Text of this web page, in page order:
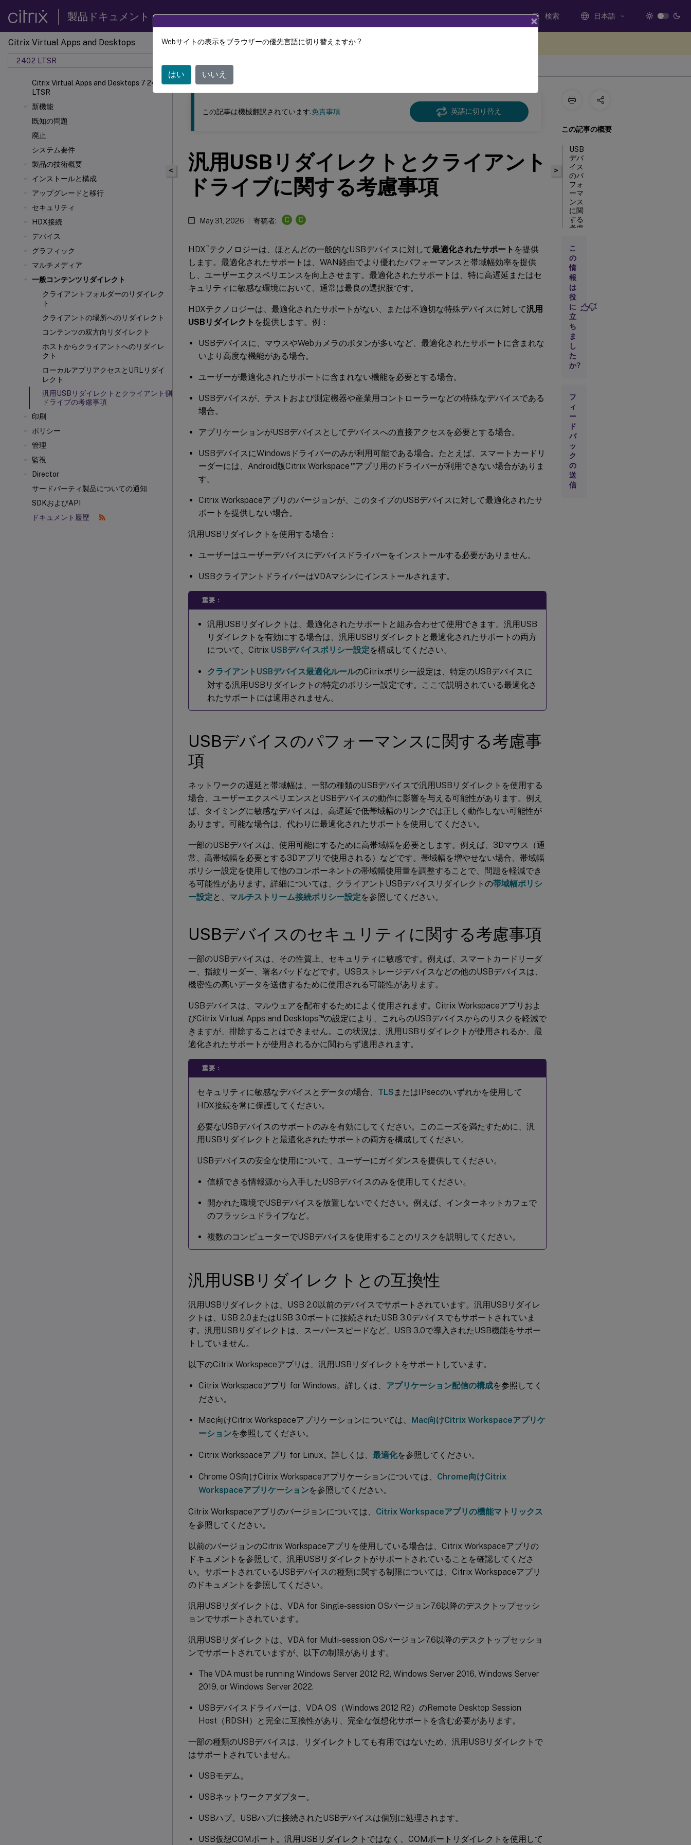
製品ドキュメント 検索 日本語
Citrix Virtual Apps and Desktops
2402 LTSR
Citrix Virtual Apps and Desktops 7 2402
LTSR
新機能
既知の問題
廃止
システム要件
製品の技術概要
インストールと構成
アップグレードと移行
セキュリティ
HDX接続
デバイス
グラフィック
マルチメディア
一般コンテンツリダイレクト
クライアントフォルダーのリダイレク
ト
クライアントの場所へのリダイレクト
コンテンツの双方向リダイレクト
ホストからクライアントへのリダイレ
クト
ローカルアプリアクセスとURLリダイ
レクト
汎用USBリダイレクトとクライアント側
ドライブの考慮事項
印刷
ポリシー
管理
監視
Director
サードパーティ製品についての通知
SDKおよびAPI
ドキュメント履歴
このコンテンツは動的に機械翻訳されています。
Citrix Virtual Apps and Desktops 7 2402 LTSR
<
この記事は機械翻訳されています.免責事項 英語に切り替え
汎用USBリダイレクトとクライアント
ドライブに関する考慮事項
May 31, 2026 寄稿者: C C
HDX ™テクノロジーは、ほとんどの一般的なUSBデバイスに対して最適化されたサポート を提供
します。最適化されたサポートは、WAN経由でより優れたパフォーマンスと帯域幅効率を提供
し、ユーザーエクスペリエンスを向上させます。最適化されたサポートは、特に高遅延またはセ
キュリティに敏感な環境において、通常は最良の選択肢です。
HDXテクノロジーは、最適化されたサポートがない、または不適切な特殊デバイスに対して汎用
USBリダイレクト を提供します。例：
USBデバイスに、マウスやWebカメラのボタンが多いなど、最適化されたサポートに含まれな
いより高度な機能がある場合。
ユーザーが最適化されたサポートに含まれない機能を必要とする場合。
USBデバイスが、テストおよび測定機器や産業用コントローラーなどの特殊なデバイスである
場合。
アプリケーションがUSBデバイスとしてデバイスへの直接アクセスを必要とする場合。
USBデバイスにWindowsドライバーのみが利用可能である場合。たとえば、スマートカードリ
ーダーには、Android版Citrix Workspace™アプリ用のドライバーが利用できない場合がありま
す。
Citrix Workspaceアプリのバージョンが、このタイプのUSBデバイスに対して最適化されたサ
ポートを提供しない場合。
汎用USBリダイレクトを使用する場合：
ユーザーはユーザーデバイスにデバイスドライバーをインストールする必要がありません。
USBクライアントドライバーはVDAマシンにインストールされます。
重要：
汎用USBリダイレクトは、最適化されたサポートと組み合わせて使用できます。汎用USB
リダイレクトを有効にする場合は、汎用USBリダイレクトと最適化されたサポートの両方
について、Citrix USBデバイスポリシー設定を構成してください。
クライアントUSBデバイス最適化ルールのCitrixポリシー設定は、特定のUSBデバイスに
対する汎用USBリダイレクトの特定のポリシー設定です。ここで説明されている最適化さ
れたサポートには適用されません。
USBデバイスのパフォーマンスに関する考慮事
項
ネットワークの遅延と帯域幅は、一部の種類のUSBデバイスで汎用USBリダイレクトを使用する
場合、ユーザーエクスペリエンスとUSBデバイスの動作に影響を与える可能性があります。例え
ば、タイミングに敏感なデバイスは、高遅延で低帯域幅のリンクでは正しく動作しない可能性が
あります。可能な場合は、代わりに最適化されたサポートを使用してください。
一部のUSBデバイスは、使用可能にするために高帯域幅を必要とします。例えば、3Dマウス（通
常、高帯域幅を必要とする3Dアプリで使用される）などです。帯域幅を増やせない場合、帯域幅
ポリシー設定を使用して他のコンポーネントの帯域幅使用量を調整することで、問題を軽減でき
る可能性があります。詳細については、クライアントUSBデバイスリダイレクトの帯域幅ポリシ
ー設定 と、 マルチストリーム接続ポリシー設定を参照してください。
USBデバイスのセキュリティに関する考慮事項
一部のUSBデバイスは、その性質上、セキュリティに敏感です。例えば、スマートカードリーダ
ー、指紋リーダー、署名パッドなどです。USBストレージデバイスなどの他のUSBデバイスは、
機密性の高いデータを送信するために使用される可能性があります。
USBデバイスは、マルウェアを配布するためによく使用されます。Citrix Workspaceアプリおよ
びCitrix Virtual Apps and Desktops™の設定により、これらのUSBデバイスからのリスクを軽減で
きますが、排除することはできません。この状況は、汎用USBリダイレクトが使用されるか、最
適化されたサポートが使用されるかに関わらず適用されます。
重要：
セキュリティに敏感なデバイスとデータの場合、 TLS またはIPsecのいずれかを使用して
HDX接続を常に保護してください。
必要なUSBデバイスのサポートのみを有効にしてください。このニーズを満たすために、汎
用USBリダイレクトと最適化されたサポートの両方を構成してください。
USBデバイスの安全な使用について、ユーザーにガイダンスを提供してください。
信頼できる情報源から入手したUSBデバイスのみを使用してください。
開かれた環境でUSBデバイスを放置しないでください。例えば、インターネットカフェで
のフラッシュドライブなど。
複数のコンピューターでUSBデバイスを使用することのリスクを説明してください。
汎用USBリダイレクトとの互換性
汎用USBリダイレクトは、USB 2.0以前のデバイスでサポートされています。汎用USBリダイレ
クトは、USB 2.0またはUSB 3.0ポートに接続されたUSB 3.0デバイスでもサポートされていま
す。汎用USBリダイレクトは、スーパースピードなど、USB 3.0で導入されたUSB機能をサポー
トしていません。
以下のCitrix Workspaceアプリは、汎用USBリダイレクトをサポートしています。
Citrix Workspaceアプリ for Windows。詳しくは、 アプリケーション配信の構成を参照してく
ださい。
Mac向けCitrix Workspaceアプリケーションについては、 Mac向けCitrix Workspaceアプリケ
ーションを参照してください。
Citrix Workspaceアプリ for Linux。詳しくは、 最適化を参照してください。
Chrome OS向けCitrix Workspaceアプリケーションについては、 Chrome向けCitrix
Workspaceアプリケーションを参照してください。
Citrix Workspaceアプリのバージョンについては、 Citrix Workspaceアプリの機能マトリックス
を参照してください。
以前のバージョンのCitrix Workspaceアプリを使用している場合は、Citrix Workspaceアプリの
ドキュメントを参照して、汎用USBリダイレクトがサポートされていることを確認してくださ
い。サポートされているUSBデバイスの種類に関する制限については、Citrix Workspaceアプリ
のドキュメントを参照してください。
汎用USBリダイレクトは、VDA for Single-session OSバージョン7.6以降のデスクトップセッシ
ョンでサポートされています。
汎用USBリダイレクトは、VDA for Multi-session OSバージョン7.6以降のデスクトップセッショ
ンでサポートされていますが、以下の制限があります。
The VDA must be running Windows Server 2012 R2, Windows Server 2016, Windows Server
2019, or Windows Server 2022.
USBデバイスドライバーは、VDA OS（Windows 2012 R2）のRemote Desktop Session
Host（RDSH）と完全に互換性があり、完全な仮想化サポートを含む必要があります。
一部の種類のUSBデバイスは、リダイレクトしても有用ではないため、汎用USBリダイレクトで
はサポートされていません。
USBモデム。
USBネットワークアダプター。
USBハブ。USBハブに接続されたUSBデバイスは個別に処理されます。
USB仮想COMポート。汎用USBリダイレクトではなく、COMポートリダイレクトを使用して
>
この記事の概要
USB
デバ
イス
のパ
フォ
ーマ
ンス
に関
する
考慮
USB
デバ
イス
のセ
キュ
リテ
ィに
関す
る考
慮事
項
リダ
イレ
クト
との
互換
性
汎用
USB
リダ
こ
の
情
報
は
役
に
立
ち
ま
し
た
か?
フ
ィ
ー
ド
バ
ッ
ク
の
送
信
×
Webサイトの表示をブラウザーの優先言語に切り替えますか ?
はい いいえ